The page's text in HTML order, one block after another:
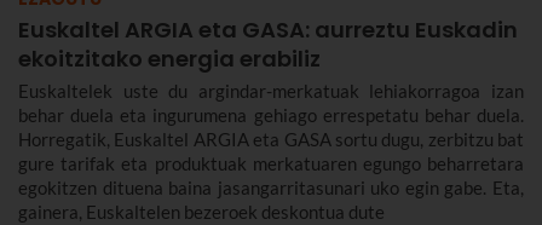
Euskaltel ARGIA eta GASA: aurreztu Euskadin
ekoitzitako energia erabiliz
Euskaltelek uste du argindar-merkatuak lehiakorragoa izan
behar duela eta ingurumena gehiago errespetatu behar duela.
Horregatik, Euskaltel ARGIA eta GASA sortu dugu, zerbitzu bat
gure tarifak eta produktuak merkatuaren egungo beharretara
egokitzen dituena baina jasangarritasunari uko egin gabe. Eta,
gainera, Euskaltelen bezeroek deskontua dute